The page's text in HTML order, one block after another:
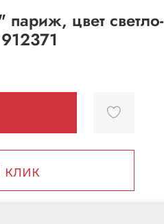
цвет светло-
клик